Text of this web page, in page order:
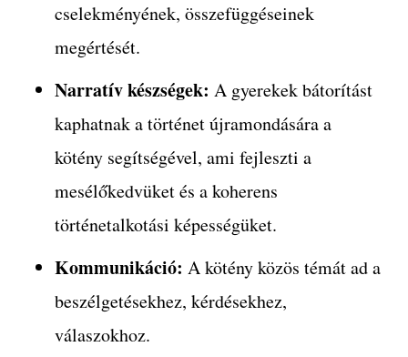
cselekményének, összefüggéseinek
megértését.
Narratív készségek: A gyerekek bátorítást
kaphatnak a történet újramondására a
kötény segítségével, ami fejleszti a
mesélőkedvüket és a koherens
történetalkotási képességüket.
Kommunikáció: A kötény közös témát ad a
beszélgetésekhez, kérdésekhez,
válaszokhoz.